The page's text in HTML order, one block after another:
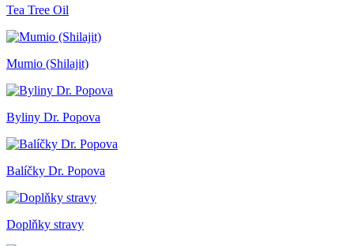
Tea Tree Oil
Mumio (Shilajit)
Byliny Dr. Popova
Balíčky Dr. Popova
Doplňky stravy